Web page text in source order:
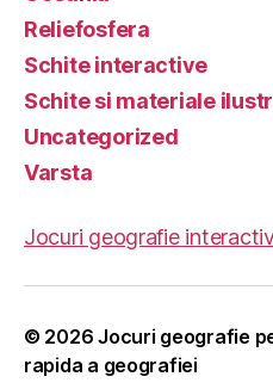
Reliefosfera
Schite interactive
Schite si materiale
Uncategorized
Varsta
Jocuri geografie
© 2026Jocuri geografie
rapida a geografiei